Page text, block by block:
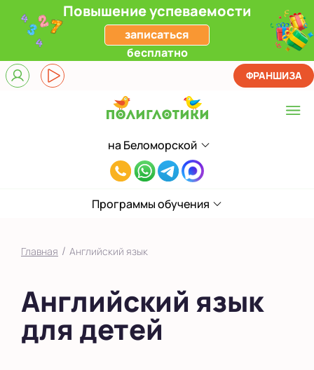
Повышение успеваемости
записаться
бесплатно
на Беломорской
Выберите центр
Верхние Лихоборы
ЖК Прокшино
Якиманка
в Южном Бутово
8(985)801-
33
ФРАНШИЗА
Программы обучения
Главная / Английский язык
Английский язык
для детей